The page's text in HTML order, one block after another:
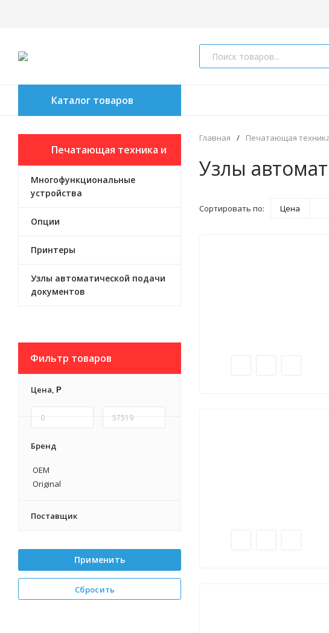
Каталог товаров
Печатающая техника и
опции к ней
Многофункциональные
устройства
Опции
Принтеры
Узлы автоматической подачи
документов
Фильтр товаров
Цена, Р
Бренд
OEM
Original
Поставщик
Применить
Сбросить
Главная / Печатающая
Узлы
Сортировать по: Цена